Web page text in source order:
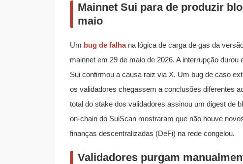
Mainnet Sui para de produzir
maio
Um bug de falhana lógica de carga de gas da
mainnet em 29 de maio de 2026. A interrupção
Sui confirmou a causa raiz via X. Um bug de caso
os validadores chegassem a conclusões diferentes
total do stake dos validadores assinou um digest de
on-chain do SuiScan mostraram que não houve
finanças descentralizadas (DeFi) na rede congelou.
Validadores purgam